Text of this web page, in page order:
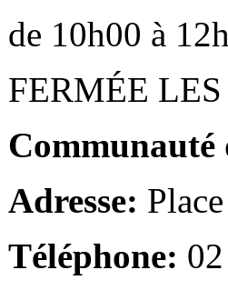
de 10h00 à
FERMÉE
Communauté
Adresse:
Téléphone: